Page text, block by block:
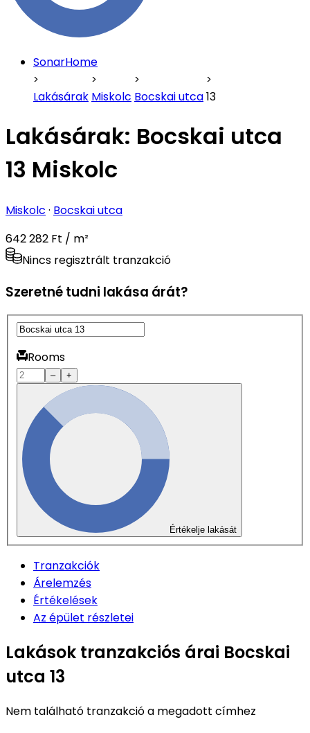
SonarHome
Lakásárak Miskolc Bocskai utca13
Lakásárak: Bocskai utca
13 Miskolc
Miskolc · Bocskai utca
642 282 Ft / m²
Nincs regisztrált tranzakció
Szeretné tudni lakása árát?
Rooms
– +
Értékelje lakását
Tranzakciók
Árelemzés
Értékelések
Az épület részletei
Lakások tranzakciós árai Bocskai
utca 13
Nem található tranzakció a megadott címhez